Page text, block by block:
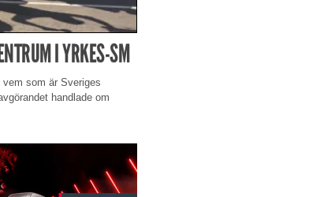
I YRKES-SM
som är Sveriges
handlade om